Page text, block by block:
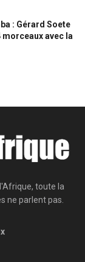
: Gérard Soete
morceaux avec la
toute la
ne parlent pas.